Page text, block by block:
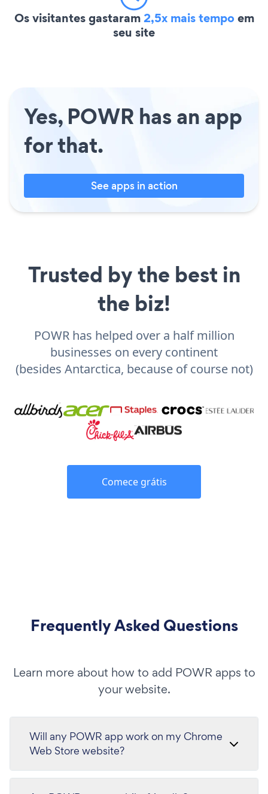
Os visitantes gastaram2,5x mais tempoem
seu site
Yes, POWR has an app
for that.
See apps in action
Trusted by the best in
the biz!
POWR has helped over a half million
businesses on every continent
(besides Antarctica, because of course not)
Comece grátis
Frequently Asked Questions
Learn more about how to add POWR apps to
your website.
Will any POWR app work on my Chrome
Web Store website?